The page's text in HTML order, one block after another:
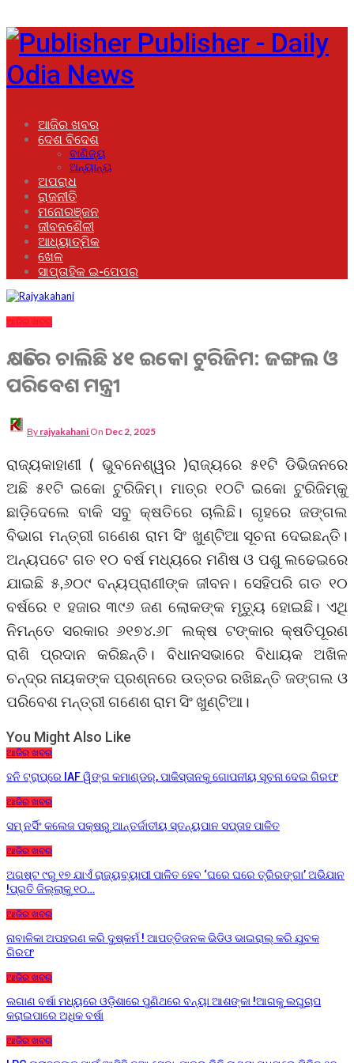
Publisher - Daily
Odia News
ଆଜିର ଖବର
ଦେଶ ବିଦେଶ
ବାଣିଜ୍ୟ
ଅନ୍ୟାନ୍ୟ
ଅପରାଧ
ରାଜନୀତି
ମନୋରଞ୍ଜନ
ଜୀବନଶୈଳୀ
ଆଧ୍ୟାତ୍ମିକ
ଖେଳ
ସାପ୍ତାହିକ ଇ-ପେପର
ଆଜିର ଖବର
କ୍ଷତିରେ ଚାଲିଛି ୪୧ ଇକୋ ଟୁରିଜିମ: ଜଙ୍ଗଲ ଓ
ପରିବେଶ ମନ୍ତ୍ରୀ
By rajyakahani On Dec 2, 2025
ରାଜ୍ୟକାହାଣୀ ( ଭୁବନେଶ୍ୱର )ରାଜ୍ୟରେ ୫୧ଟି ଡିଭିଜନରେ
ଅଛି ୫୧ଟି ଇକୋ ଟୁରିଜିମ୍। ମାତ୍ର ୧୦ଟି ଇକୋ ଟୁରିଜିମ୍‌କୁ
ଛାଡ଼ିଦେଲେ ବାକି ସବୁ କ୍ଷତିରେ ଚାଲିଛି। ଗୃହରେ ଜଙ୍ଗଲ
ବିଭାଗ ମନ୍ତ୍ରୀ ଗଣେଶ ରାମ ସିଂ ଖୁଣ୍ଟିଆ ସୂଚନା ଦେଇଛନ୍ତି।
ଅନ୍ୟପଟେ ଗତ ୧୦ ବର୍ଷ ମଧ୍ୟରେ ମଣିଷ ଓ ପଶୁ ଲଢେଇରେ
ଯାଇଛି ୫,୬୦୯ ବନ୍ୟପ୍ରାଣୀଙ୍କ ଜୀବନ। ସେହିପରି ଗତ ୧୦
ବର୍ଷରେ ୧ ହଜାର ୩୯୬ ଜଣ ଲୋକଙ୍କ ମୃତ୍ୟୁ ହୋଇଛି। ଏଥି
ନିମନ୍ତେ ସରକାର ୬୧୭୪.୬୮ ଲକ୍ଷ ଟଙ୍କାର କ୍ଷତିପୂରଣ
ରାଶି ପ୍ରଦାନ କରିଛନ୍ତି। ବିଧାନସଭାରେ ବିଧାୟକ ଅଖିଳ
ଚନ୍ଦ୍ର ନାୟକଙ୍କ ପ୍ରଶ୍ନରେ ଉତ୍ତର ରଖିଛନ୍ତି ଜଙ୍ଗଲ ଓ
ପରିବେଶ ମନ୍ତ୍ରୀ ଗଣେଶ ରାମ ସିଂ ଖୁଣ୍ଟିଆ।
You Might Also Like
ଆଜିର ଖବର
ହନି ଟ୍ରାପ୍‌ରେ IAF ୱିଙ୍ଗ କମାଣ୍ଡର୍, ପାକିସ୍ତାନକୁ ଗୋପନୀୟ ସୂଚନା ଦେଇ ଗିରଫ
ଆଜିର ଖବର
ସମ୍ ନର୍ସିଂ କଲେଜ ପକ୍ଷରୁ ଆନ୍ତର୍ଜାତୀୟ ସ୍ତନ୍ୟପାନ ସପ୍ତାହ ପାଳିତ
ଆଜିର ଖବର
ଅଗଷ୍ଟ ୯ରୁ ୧୭ ଯାଏଁ ରାଜ୍ୟବ୍ୟାପୀ ପାଳିତ ହେବ ‘ଘରେ ଘରେ ତ୍ରିରଙ୍ଗା’ ଅଭିଯାନ
!ପ୍ରତି ଜିଲ୍ଲାକୁ ୧୦…
ଆଜିର ଖବର
ନାବାଳିକା ଅପହରଣ କରି ଦୁଷ୍କର୍ମ ! ଆପତ୍ତିଜନକ ଭିଡିଓ ଭାଇରାଲ୍ କରି ଯୁବକ
ଗିରଫ
ଆଜିର ଖବର
ଲଗାଣ ବର୍ଷା ମଧ୍ୟରେ ଓଡ଼ିଶାରେ ପୁଣିଥରେ ବନ୍ୟା ଆଶଙ୍କା !ଆଗକୁ ଲଘୁଚାପ
କରାଇପାରେ ଅଧିକ ବର୍ଷା
ଆଜିର ଖବର